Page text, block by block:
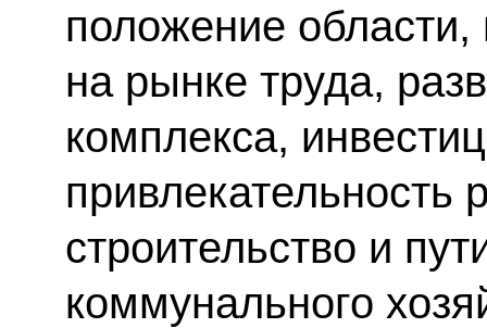
положение области,
на рынке труда,
комплекса,
привлекательность
строительство и
коммунального